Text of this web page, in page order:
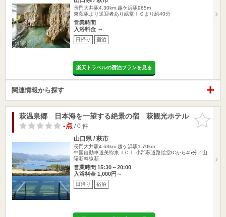
長門大井駅4.30km 越ケ浜駅965m
東萩駅より送迎者あり絵堂ＩＣより約40分
営業時間
入浴料金 ～
日帰り 宿泊
楽天トラベルの宿泊プランを見る
関連情報から探す
お気に入
りに追加
萩温泉郷 日本海を一望する絶景の宿 萩観光ホテル
-点/ 0 件
山口県 / 萩市
長門大井駅4.63km 越ケ浜駅1.70km
中国自動車道美祢東ＪＣＴ-小郡萩道路絵堂ICから45分／山
陽新幹線新…
営業時間 15:30～20:00
入浴料金 1,000円～
日帰り 宿泊